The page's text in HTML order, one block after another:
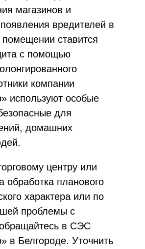
магазинов и
вредителей в
ставится
с помощью
компании
используют особые
для
домашних
центру или
обработка планового
характера или по
проблемы с
в СЭС
в Белгороде. Уточнить